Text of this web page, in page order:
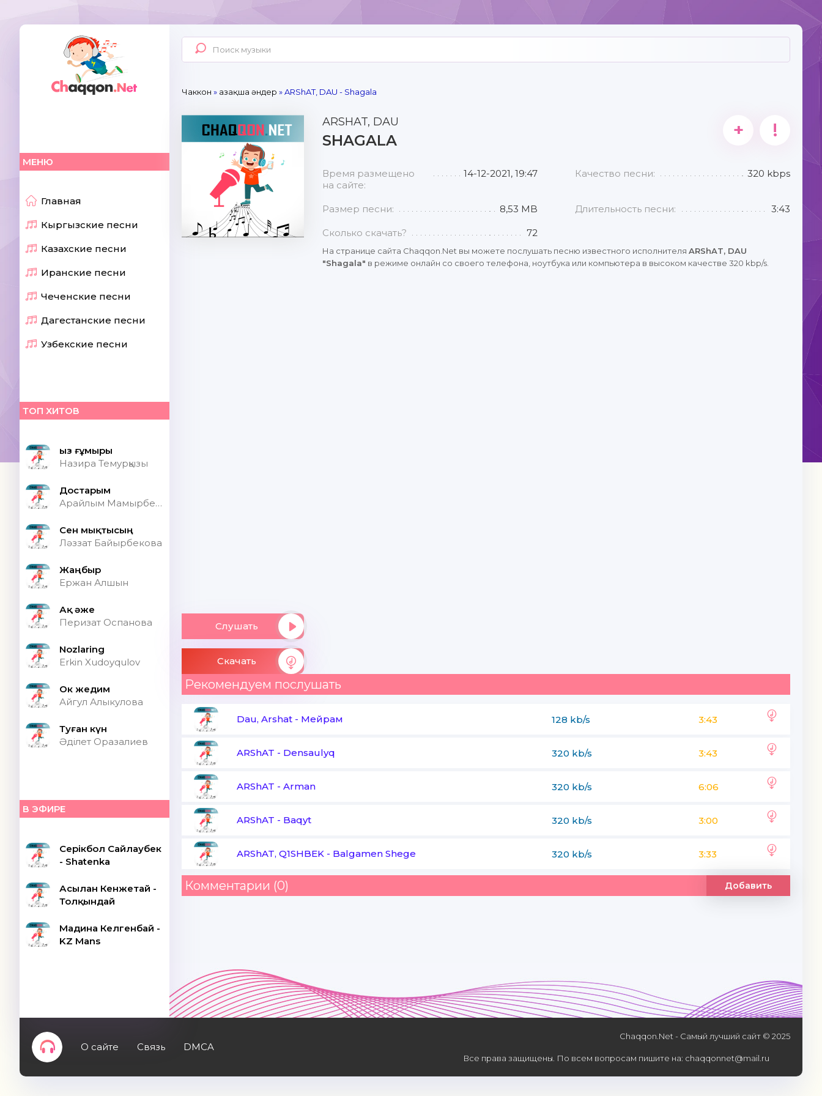
МЕНЮ
Главная
Кыргызские песни
Казахские песни
Иранские песни
Чеченские песни
Дагестанские песни
Узбекские песни
ТОП ХИТОВ
Қыз ғұмыры
Назира Темурқызы
Достарым
Арайлым Мамырбекқызы
Сен мықтысың
Ләззат Байырбекова
Жаңбыр
Ержан Алшын
Ақ әже
Перизат Оспанова
Nozlaring
Erkin Xudoyqulov
Ок жедим
Айгул Алыкулова
Туған күн
Әділет Оразалиев
В ЭФИРЕ
Серікбол Сайлаубек
- Shatenka
Асылан Кенжетай -
Толқындай
Мадина Келгенбай -
KZ Mans
Чаккон » Қазақша әндер » ARShAT, DAU - Shagala
Слушать
Скачать
ARSHAT, DAU
SHAGALA + !
Время размещено
на сайте:
14-12-2021, 19:47 Качество песни: 320 kbps
Размер песни: 8,53 MB Длительность песни: 3:43
Сколько скачать? 72
На странице сайта Chaqqon.Net вы можете послушать песню известного исполнителя ARShAT, DAU
"Shagala" в режиме онлайн со своего телефона, ноутбука или компьютера в высоком качестве 320 kbp/s.
Рекомендуем послушать
Dau, Arshat - Мейрам 128 kb/s 3:43
ARShAT - Densaulyq 320 kb/s 3:43
ARShAT - Arman 320 kb/s 6:06
ARShAT - Baqyt 320 kb/s 3:00
ARShAT, Q1SHBEK - Balgamen Shege 320 kb/s 3:33
Комментарии (0) Добавить
О сайте Связь DMCA
Chaqqon.Net - Самый лучший сайт © 2025
Все права защищены. По всем вопросам пишите на: chaqqonnet@mail.ru